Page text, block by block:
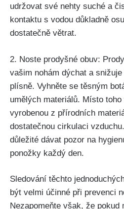
‍udržovat své ⁤nehty suché a
kontaktu s vodou​ důkladně
dostatečně větrat.
2. ⁤Noste prodyšné obuv:
vašim nohám dýchat a‌
plísně. Vyhněte ⁣se těsným
umělých materiálů. ‌Místo
vyrobenou z přírodních
dostatečnou​ cirkulaci
⁣důležité dávat pozor na
ponožky každý den.
Sledování⁤ těchto
být velmi účinné​ při prevenci
Nezapomeňte však, že pokud